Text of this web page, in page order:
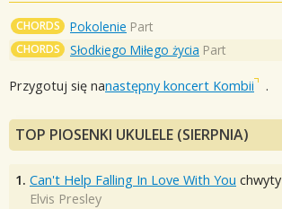
CHORDS Pokolenie Part
CHORDS Słodkiego Miłego życia Part
Przygotuj się nanastępny koncert Kombii .
TOP PIOSENKI UKULELE (SIERPNIA)
1. Can't Help Falling In Love With You chwyty
Elvis Presley